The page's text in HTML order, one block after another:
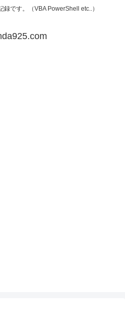
です。（VBA PowerShell etc..）